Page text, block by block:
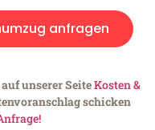
anfragen
unserer SeiteKosten &
schicken